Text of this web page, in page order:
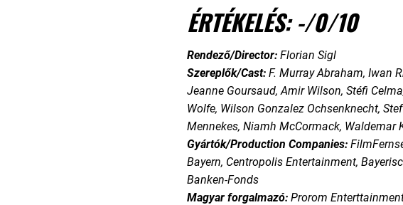
ÉRTÉKELÉS: -/0/10
Rendező/Director: Florian Sigl
Szereplők/Cast: F. Murray Abraham, Iwan
Jeanne Goursaud, Amir Wilson, Stéfi
Wolfe, Wilson Gonzalez Ochsenknecht,
Mennekes, Niamh McCormack, Waldemar
Gyártók/Production Companies:
Bayern, Centropolis Entertainment,
Banken-Fonds
Magyar forgalmazó: Prorom